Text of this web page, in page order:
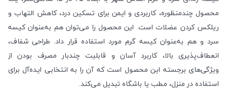
محصول چند‌منظوره، کاربردی و ایمن برای تسکین درد، کاهش التهاب و
ریلکس کردن عضلات است. این محصول را می‌توان هم به‌عنوان کیسه
سرد و هم به‌عنوان کیسه گرم مورد استفاده قرار داد. طراحی شفاف،
انعطاف‌پذیری بالا، کاربرد آسان و قابلیت چندبار مصرف بودن از
ویژگی‌های برجسته این محصول است که آن را به انتخابی ایده‌آل برای
استفاده در منزل، مطب یا باشگاه تبدیل می‌کند.